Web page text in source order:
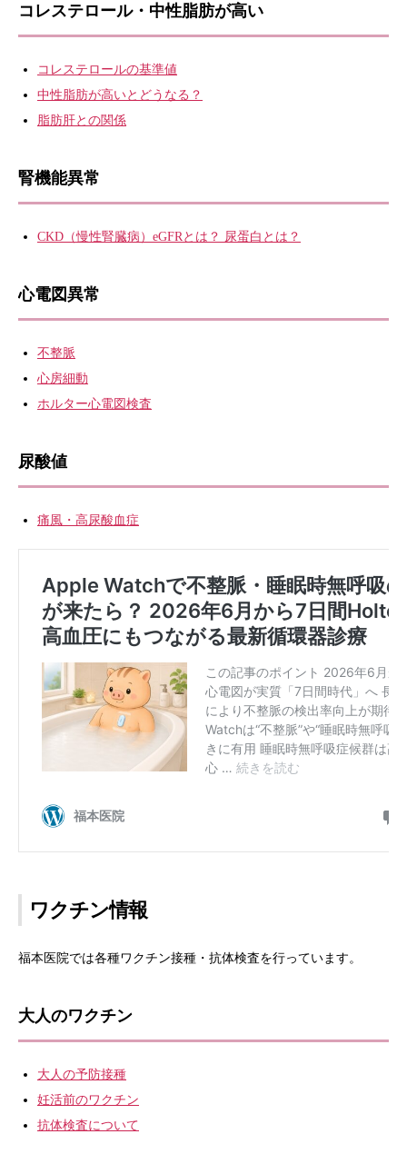
コレステロール・中性脂肪が高い
コレステロールの基準値
中性脂肪が高いとどうなる？
脂肪肝との関係
腎機能異常
CKD（慢性腎臓病）eGFRとは？ 尿蛋白とは？
心電図異常
不整脈
心房細動
ホルター心電図検査
尿酸値
痛風・高尿酸血症
ワクチン情報
福本医院では各種ワクチン接種・抗体検査を行っています。
大人のワクチン
大人の予防接種
妊活前のワクチン
抗体検査について